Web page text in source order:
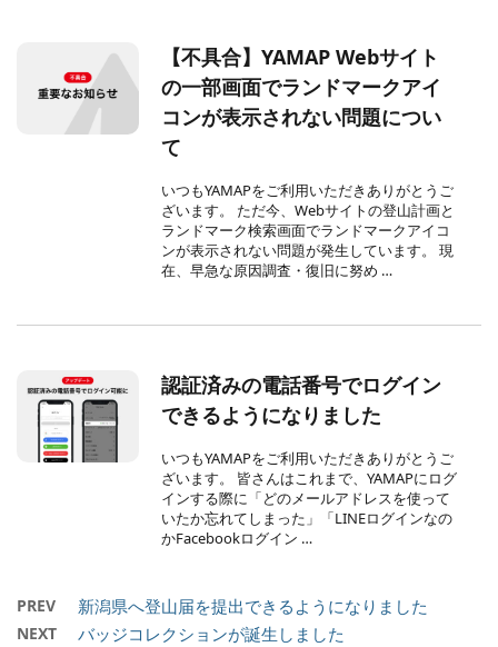
【不具合】YAMAP Webサイト
の一部画面でランドマークアイ
コンが表示されない問題につい
て
いつもYAMAPをご利用いただきありがとうご
ざいます。 ただ今、Webサイトの登山計画と
ランドマーク検索画面でランドマークアイコ
ンが表示されない問題が発生しています。 現
在、早急な原因調査・復旧に努め …
認証済みの電話番号でログイン
できるようになりました
いつもYAMAPをご利用いただきありがとうご
ざいます。 皆さんはこれまで、YAMAPにログ
インする際に「どのメールアドレスを使って
いたか忘れてしまった」「LINEログインなの
かFacebookログイン …
PREV 新潟県へ登山届を提出できるようになりました
NEXT バッジコレクションが誕生しました